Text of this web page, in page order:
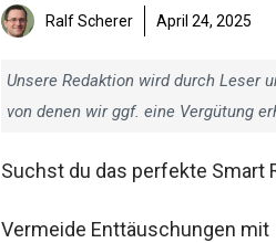
Ralf Scherer April 24, 2025
Unsere Redaktion wird durch Leser
von denen wir ggf. eine Vergütung
Suchst du das perfekte Smart
Vermeide Enttäuschungen mit